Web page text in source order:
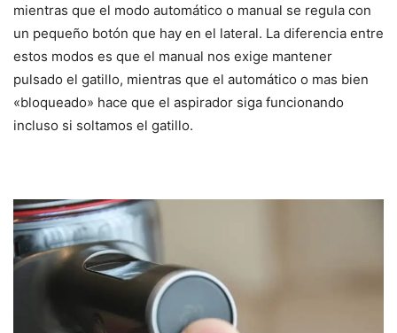
mientras que el modo automático o manual se regula con
un pequeño botón que hay en el lateral. La diferencia entre
estos modos es que el manual nos exige mantener
pulsado el gatillo, mientras que el automático o mas bien
«bloqueado» hace que el aspirador siga funcionando
incluso si soltamos el gatillo.